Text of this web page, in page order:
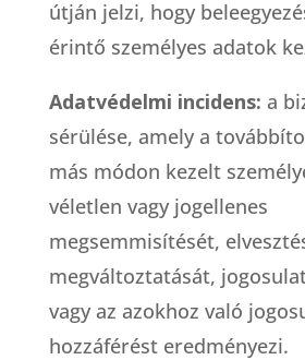
útján jelzi, hogy
érintő személyes adatok
Adatvédelmi incidens: a
sérülése, amely a
más módon kezelt
véletlen vagy jogellenes
megsemmisítését,
megváltoztatását,
vagy az azokhoz való
hozzáférést eredményezi.